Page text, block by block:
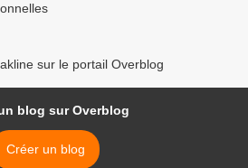
sur le portail Overblog
blog sur Overblog
Créer un blog